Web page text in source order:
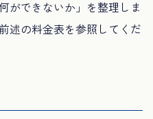
ができないか」を整理しま
述の料金表を参照してくだ